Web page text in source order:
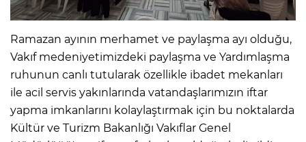
Ramazan ayının merhamet ve paylaşma ayı olduğu,
Vakıf medeniyetimizdeki paylaşma ve Yardımlaşma
ruhunun canlı tutularak özellikle ibadet mekanları
ile acil servis yakınlarında vatandaşlarımızın iftar
yapma imkanlarını kolaylaştırmak için bu noktalarda
Kültür ve Turizm Bakanlığı Vakıflar Genel